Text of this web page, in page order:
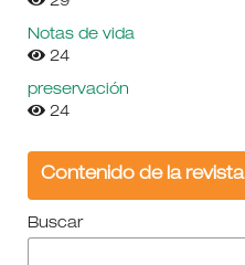
Notas de vida
24
preservación
24
Contenido de la revista
Buscar